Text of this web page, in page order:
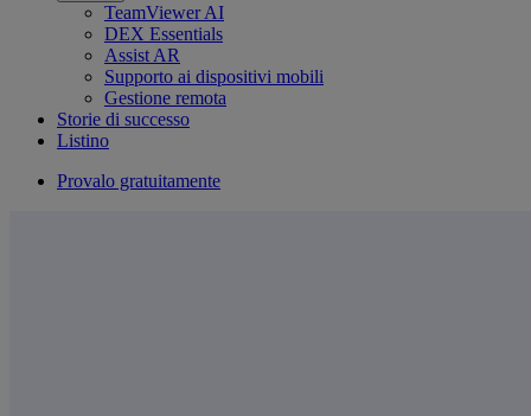
TeamViewer AI
DEX Essentials
Assist AR
Supporto ai dispositivi mobili
Gestione remota
Storie di successo
Listino
Provalo gratuitamente